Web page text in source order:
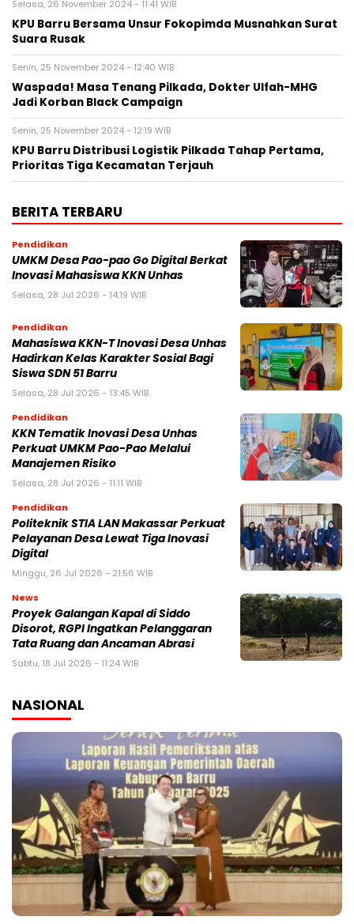
Selasa, 26 November 2024 - 11:41 WIB
KPU Barru Bersama Unsur Fokopimda Musnahkan Surat
Suara Rusak
Senin, 25 November 2024 - 12:40 WIB
Waspada! Masa Tenang Pilkada, Dokter Ulfah-MHG
Jadi Korban Black Campaign
Senin, 25 November 2024 - 12:19 WIB
KPU Barru Distribusi Logistik Pilkada Tahap Pertama,
Prioritas Tiga Kecamatan Terjauh
BERITA TERBARU
Pendidikan
UMKM Desa Pao-pao Go Digital Berkat
Inovasi Mahasiswa KKN Unhas
Selasa, 28 Jul 2026 - 14:19 WIB
Pendidikan
Mahasiswa KKN-T Inovasi Desa Unhas
Hadirkan Kelas Karakter Sosial Bagi
Siswa SDN 51 Barru
Selasa, 28 Jul 2026 - 13:45 WIB
Pendidikan
KKN Tematik Inovasi Desa Unhas
Perkuat UMKM Pao-Pao Melalui
Manajemen Risiko
Selasa, 28 Jul 2026 - 11:11 WIB
Pendidikan
Politeknik STIA LAN Makassar Perkuat
Pelayanan Desa Lewat Tiga Inovasi
Digital
Minggu, 26 Jul 2026 - 21:56 WIB
News
Proyek Galangan Kapal di Siddo
Disorot, RGPI Ingatkan Pelanggaran
Tata Ruang dan Ancaman Abrasi
Sabtu, 18 Jul 2026 - 11:24 WIB
NASIONAL